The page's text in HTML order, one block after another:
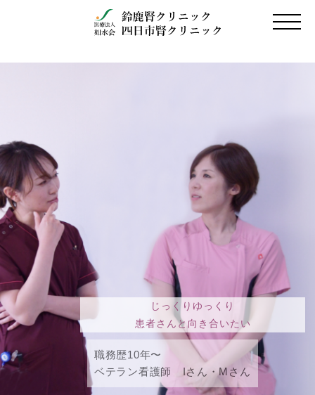
じっくりゆっくり
患者さんと向き合いたい
職務歴10年〜
ベテラン看護師 Iさん・Mさん